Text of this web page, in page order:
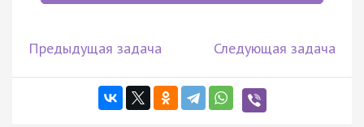
Предыдущая задача Следующая задача